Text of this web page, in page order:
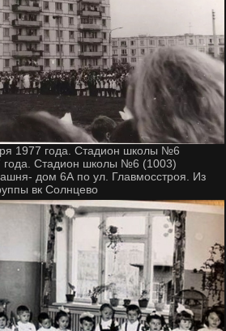
1977 года. Стадион школы №6
года. Стадион школы №6 (1003)
дом 6А по ул. Главмосстроя. Из
вк Солнцево